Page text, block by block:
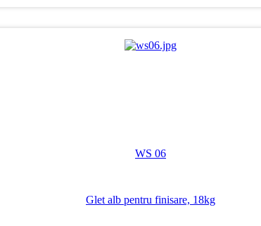
WS 06
Glet alb pentru finisare, 18kg